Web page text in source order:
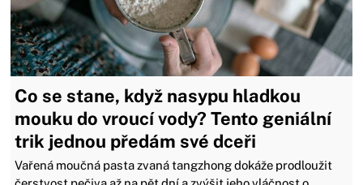
Co se stane, když nasypu hladkou
mouku do vroucí vody? Tento geniální
trik jednou předám své dceři
Vařená moučná pasta zvaná tangzhong dokáže prodloužit